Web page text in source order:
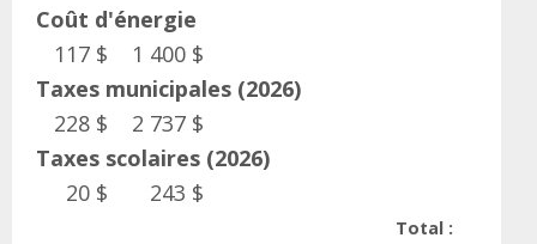
Coût d'énergie
117 $
1 400 $
Taxes municipales (2026)
228 $
2 737 $
Taxes scolaires (2026)
20 $
243 $
Total :